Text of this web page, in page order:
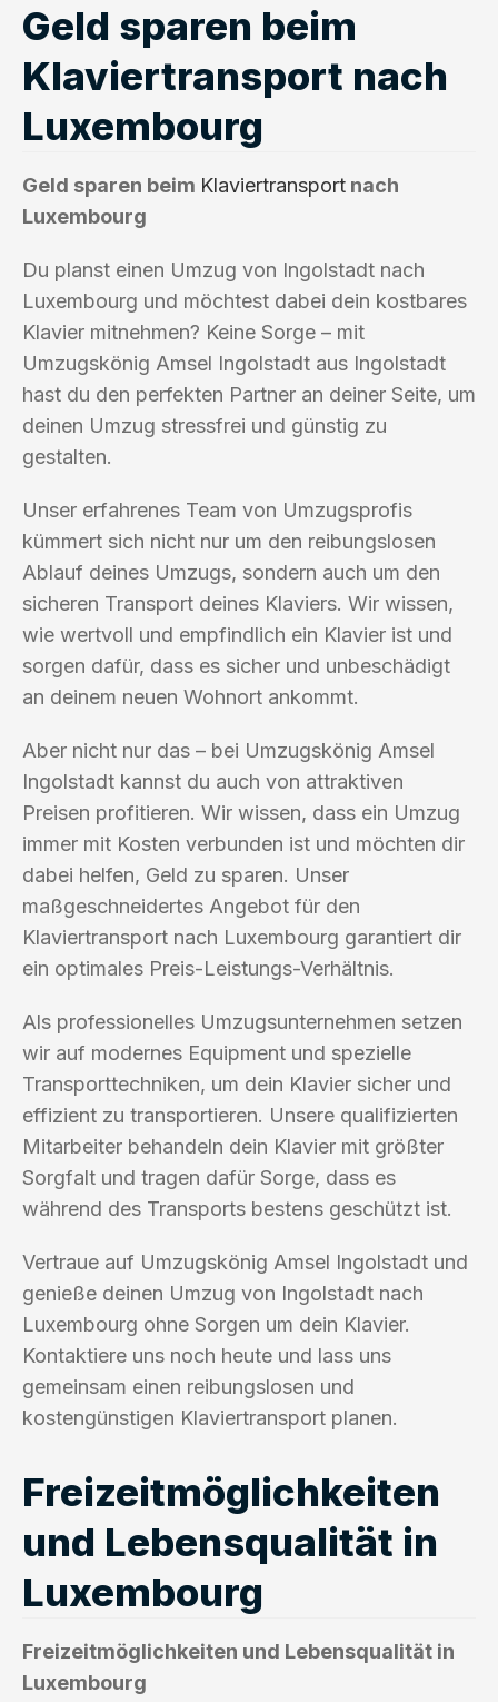
Geld sparen beim
Klaviertransport nach
Luxembourg
Geld sparen beim Klaviertransport nach
Luxembourg
Du planst einen Umzug von Ingolstadt nach
Luxembourg und möchtest dabei dein kostbares
Klavier mitnehmen? Keine Sorge – mit
Umzugskönig Amsel Ingolstadt aus Ingolstadt
hast du den perfekten Partner an deiner Seite, um
deinen Umzug stressfrei und günstig zu
gestalten.
Unser erfahrenes Team von Umzugsprofis
kümmert sich nicht nur um den reibungslosen
Ablauf deines Umzugs, sondern auch um den
sicheren Transport deines Klaviers. Wir wissen,
wie wertvoll und empfindlich ein Klavier ist und
sorgen dafür, dass es sicher und unbeschädigt
an deinem neuen Wohnort ankommt.
Aber nicht nur das – bei Umzugskönig Amsel
Ingolstadt kannst du auch von attraktiven
Preisen profitieren. Wir wissen, dass ein Umzug
immer mit Kosten verbunden ist und möchten dir
dabei helfen, Geld zu sparen. Unser
maßgeschneidertes Angebot für den
Klaviertransport nach Luxembourg garantiert dir
ein optimales Preis-Leistungs-Verhältnis.
Als professionelles Umzugsunternehmen setzen
wir auf modernes Equipment und spezielle
Transporttechniken, um dein Klavier sicher und
effizient zu transportieren. Unsere qualifizierten
Mitarbeiter behandeln dein Klavier mit größter
Sorgfalt und tragen dafür Sorge, dass es
während des Transports bestens geschützt ist.
Vertraue auf Umzugskönig Amsel Ingolstadt und
genieße deinen Umzug von Ingolstadt nach
Luxembourg ohne Sorgen um dein Klavier.
Kontaktiere uns noch heute und lass uns
gemeinsam einen reibungslosen und
kostengünstigen Klaviertransport planen.
Freizeitmöglichkeiten
und Lebensqualität in
Luxembourg
Freizeitmöglichkeiten und Lebensqualität in
Luxembourg